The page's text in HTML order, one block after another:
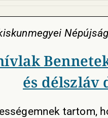
Népújság
és délszláv
tartom,